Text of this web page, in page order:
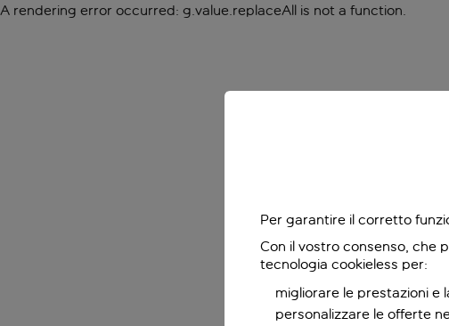
A rendering error occurred: g.value.replaceAll is not a function.
Per garantire il corretto
Con il vostro consenso, che
tecnologia cookieless per:
migliorare le prestazioni e
personalizzare le offerte